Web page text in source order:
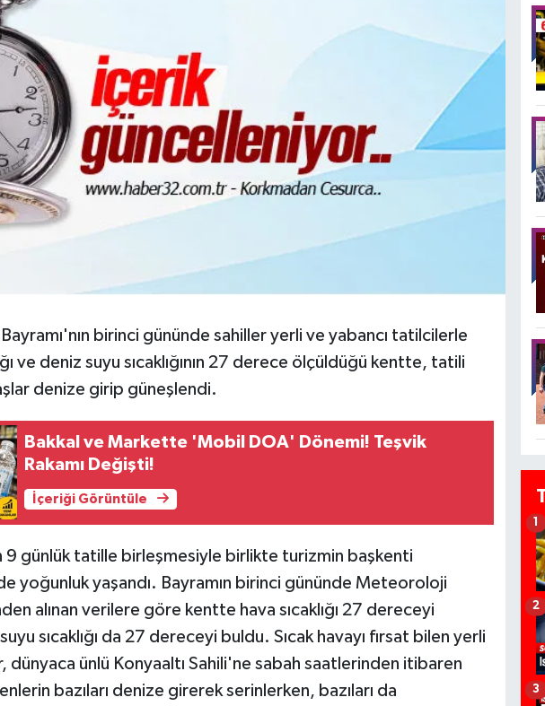
birinci gününde sahiller yerli ve yabancı tatilcilerle
ve deniz suyu sıcaklığının 27 derece ölçüldüğü kentte, tatili
denize girip güneşlendi.
Bakkal ve Markette 'Mobil DOA' Dönemi! Teşvik
Rakamı Değişti!
İçeriği Görüntüle
9 günlük tatille birleşmesiyle birlikte turizmin başkenti
yoğunluk yaşandı. Bayramın birinci gününde Meteoroloji
alınan verilere göre kentte hava sıcaklığı 27 dereceyi
sıcaklığı da 27 dereceyi buldu. Sıcak havayı fırsat bilen yerli
dünyaca ünlü Konyaaltı Sahili'ne sabah saatlerinden itibaren
bazıları denize girerek serinlerken, bazıları da
1
2
3